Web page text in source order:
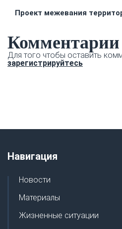
Проект межевания
Комментарии
Для того чтобы оставить
зарегистрируйтесь
Навигация
Новости
Материалы
Жизненные ситуации